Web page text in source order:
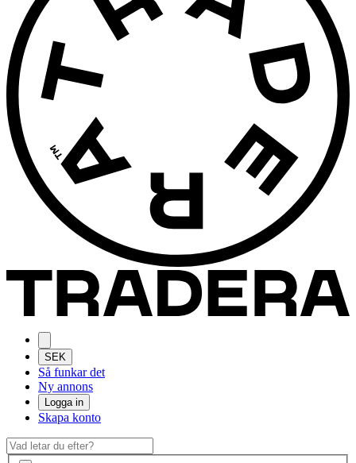
SEK
Så funkar det
Ny annons
Logga in
Skapa konto